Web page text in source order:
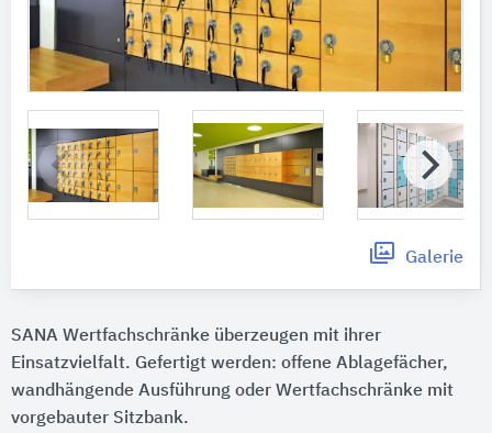
Galerie
SANA Wertfachschränke überzeugen mit ihrer
Einsatzvielfalt. Gefertigt werden: offene Ablagefächer,
wandhängende Ausführung oder Wertfachschränke mit
vorgebauter Sitzbank.